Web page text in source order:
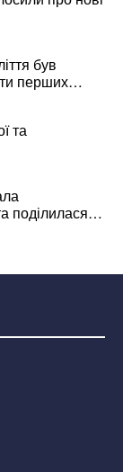
був
перших
та
поділилася